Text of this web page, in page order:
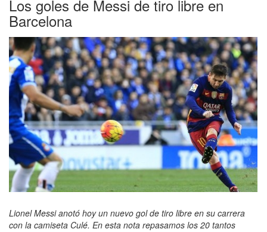
Los goles de Messi de tiro libre en
Barcelona
Lionel Messi anotó hoy un nuevo gol de tiro libre en su carrera
con la camiseta Culé. En esta nota repasamos los 20 tantos